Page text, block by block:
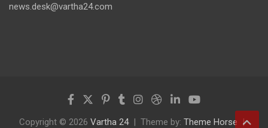
news.desk@vartha24.com
Copyright © 2026 Vartha 24 Theme by: Theme Horse